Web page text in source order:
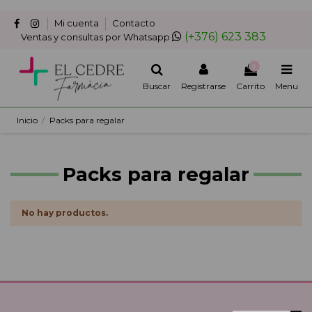
Mi cuenta
Contacto
Ventas y consultas por Whatsapp
(+376) 623 383
Buscar Registrarse Carrito Menu
Inicio Packs para regalar
Packs para regalar
No hay productos.